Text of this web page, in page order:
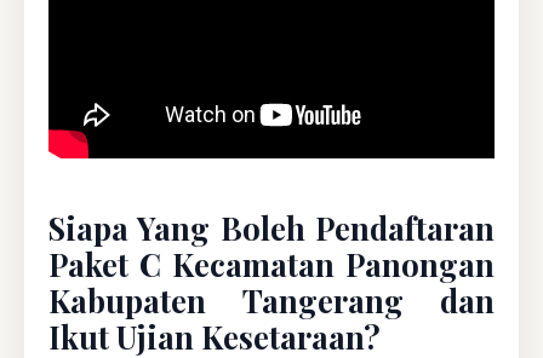
Siapa Yang Boleh Pendaftaran
Paket C Kecamatan Panongan
Kabupaten Tangerang dan
Ikut Ujian Kesetaraan?